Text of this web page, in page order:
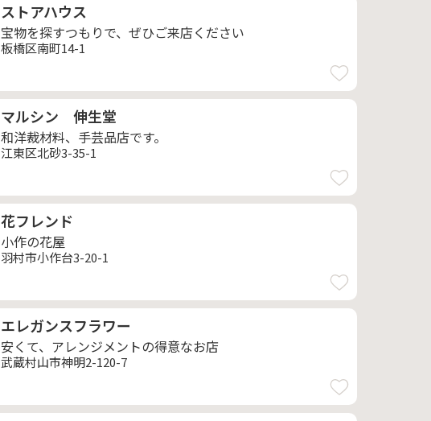
ストアハウス
宝物を探すつもりで、ぜひご来店ください
板橋区南町14-1
マルシン 伸生堂
和洋裁材料、手芸品店です。
江東区北砂3-35-1
花フレンド
小作の花屋
羽村市小作台3-20-1
エレガンスフラワー
安くて、アレンジメントの得意なお店
武蔵村山市神明2-120-7